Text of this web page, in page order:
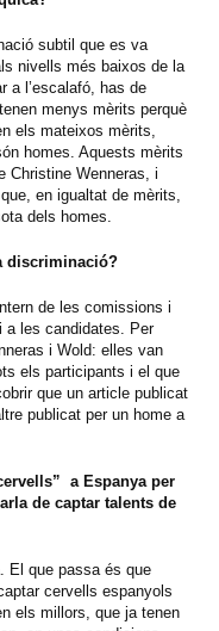
subtil que es va
nivells més baixos de la
a l’escalafó, has de
menys mèrits perquè
els mateixos mèrits,
homes. Aquests mèrits
Christine Wenneras, i
en igualtat de mèrits,
dels homes.
discriminació?
de les comissions i
a les candidates. Per
i Wold: elles van
els participants i el que
que un article publicat
publicat per un home a
a Espanya per
de captar talents de
El que passa és que
cervells espanyols
els millors, que ja tenen